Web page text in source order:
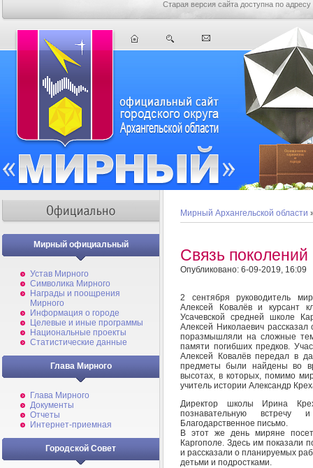
Старая версия сайта доступна по адресу
Мирный официальный
Устав Мирного
Символика Мирного
Награды и поощрения
Мирного
Информация о городе
Целевые и иные программы
Национальные проекты
Статистические данные
Глава Мирного
Глава Мирного
Документы
Отчеты
Интернет-приемная
Городской Совет
Мирный Архангельской области
Связь поколений
Опубликовано: 6-09-2019, 16:09
2 сентября руководитель
Алексей Ковалёв и курсант
Усачевской средней школе
Алексей Николаевич
поразмышляли на сложные
памяти погибших предков.
Алексей Ковалёв передал в
предметы были найдены во
высотах, в которых, помимо
учитель истории Александр
Директор школы Ирина
познавательную встречу
Благодарственное письмо.
В этот же день миряне
Каргополе. Здесь им показали
и рассказали о планируемых
детьми и подростками.